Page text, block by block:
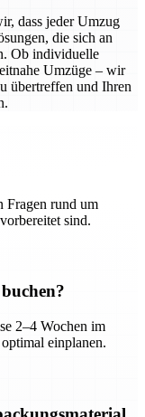
dass jeder Umzug
die sich an
Ob individuelle
Umzüge – wir
übertreffen und Ihren
Fragen rund um
sind.
2–4 Wochen im
einplanen.